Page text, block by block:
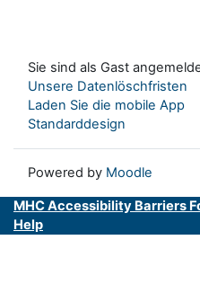
Sie sind als Gast
Unsere Datenlöschfristen
Laden Sie die mobile App
Standarddesign
Powered by Moodle
MHC Accessibility Barriers
Help